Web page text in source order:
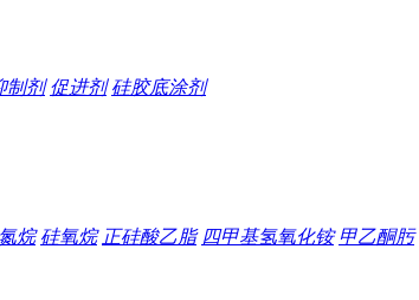
制剂 促进剂 硅胶底涂剂
烷 硅氧烷 正硅酸乙脂 四甲基氢氧化铵 甲乙酮肟